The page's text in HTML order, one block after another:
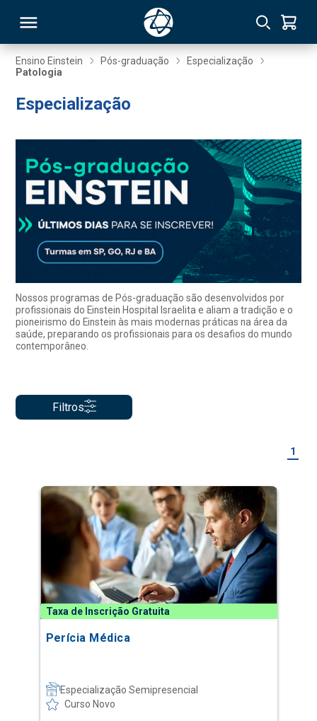
Ensino Einstein Pós-graduação
Especialização
Patologia
Especialização
Nossos programas de Pós-graduação são desenvolvidos por
profissionais do Einstein Hospital Israelita e aliam a tradição e o
pioneirismo do Einstein às mais modernas práticas na área da
saúde, preparando os profissionais para os desafios do mundo
contemporâneo.
Filtros
1
Taxa de Inscrição Gratuita
Perícia Médica
Especialização Semipresencial
Curso Novo